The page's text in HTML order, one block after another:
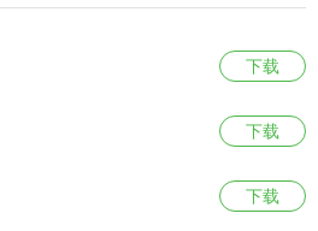
下载
下载
下载